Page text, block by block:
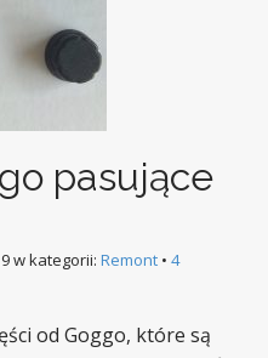
pasujące
w kategorii: Remont • 4
od Goggo, które są